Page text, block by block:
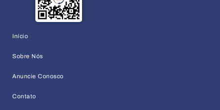
Início
Sobre Nós
Anuncie Conosco
Contato